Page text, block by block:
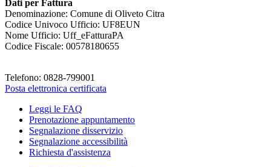
Dati per Fattura
Denominazione: Comune di Oliveto Citra
Codice Univoco Ufficio: UF8EUN
Nome Ufficio: Uff_eFatturaPA
Codice Fiscale: 00578180655
Telefono: 0828-799001
Posta elettronica certificata
Leggi le FAQ
Prenotazione appuntamento
Segnalazione disservizio
Segnalazione accessibilità
Richiesta d'assistenza